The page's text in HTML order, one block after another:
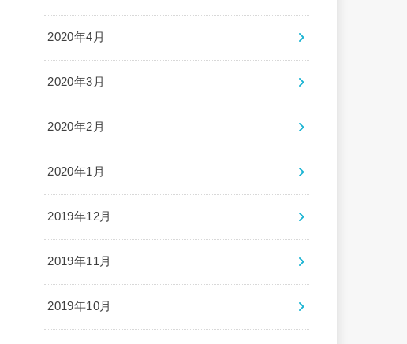
2020年4月
2020年3月
2020年2月
2020年1月
2019年12月
2019年11月
2019年10月